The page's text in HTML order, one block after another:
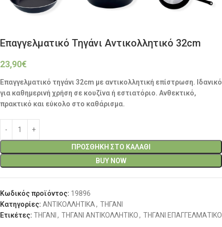
Επαγγελματικό Τηγάνι Αντικολλητικό 32cm
23,90€
Επαγγελματικό τηγάνι 32cm με αντικολλητική επίστρωση. Ιδανικό
για καθημερινή χρήση σε κουζίνα ή εστιατόριο. Ανθεκτικό,
πρακτικό και εύκολο στο καθάρισμα.
ΠΡΟΣΘΉΚΗ ΣΤΟ ΚΑΛΆΘΙ
BUY NOW
Κωδικός προϊόντος: 19896
Κατηγορίες: ΑΝΤΙΚΟΛΛΗΤΙΚΑ, ΤΗΓΑΝΙ
Ετικέτες: ΤΗΓΑΝΙ , ΤΗΓΑΝΙ ΑΝΤΙΚΟΛΛΗΤΙΚΟ, ΤΗΓΑΝΙ ΕΠΑΓΓΕΛΜΑΤΙΚΟ